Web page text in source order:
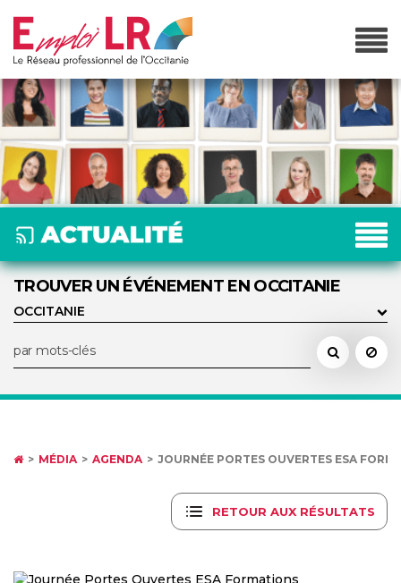
TROUVER UN ÉVÉNEMENT EN OCCITANIE
MÉDIA AGENDA JOURNÉE PORTES OUVERTES ESA
RETOUR AUX RÉSULTATS